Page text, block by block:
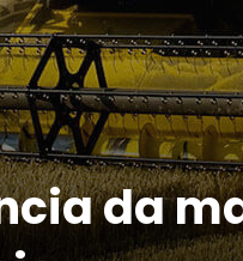
da